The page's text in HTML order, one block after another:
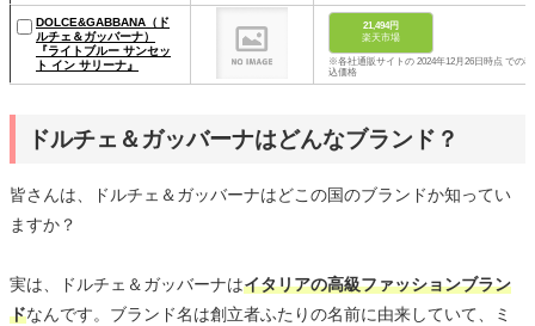
DOLCE&GABBANA（ド
ルチェ＆ガッバーナ）
『ライトブルー サンセッ
ト イン サリーナ』
21,494円
楽天市場
※各社通販サイトの 2024年12月26日時点 での税
込価格
ドルチェ＆ガッバーナはどんなブランド？
皆さんは、ドルチェ＆ガッバーナはどこの国のブランドか知ってい
ますか？
実は、ドルチェ＆ガッバーナはイタリアの高級ファッションブラン
ドなんです。ブランド名は創立者ふたりの名前に由来していて、ミ